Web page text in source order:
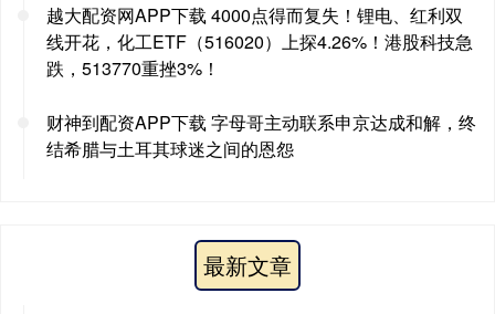
越大配资网APP下载 4000点得而复失！锂电、红利双
线开花，化工ETF（516020）上探4.26%！港股科技急
跌，513770重挫3%！
财神到配资APP下载 字母哥主动联系申京达成和解，终
结希腊与土耳其球迷之间的恩怨
最新文章